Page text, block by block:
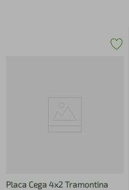
Placa Cega 4x2 Tramontina